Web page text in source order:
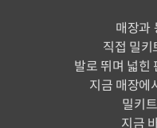
매장과
직접 밀키
발로 뛰며 넓힌
지금 매장에
밀키
지금